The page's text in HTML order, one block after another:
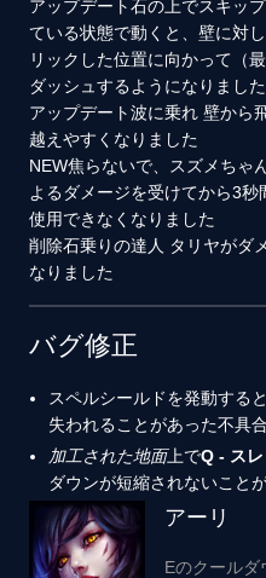
アップデート石の上でスキップ
ている状態で動くと、壁に対
リックした位置に向かって（
ダッシュするようになりました
アップデート波に乗れ 壁から
越えやすくなりました
NEW焦らないで、スズメちゃ
よるダメージを受けてから3秒
使用できなくなりました
削除石乗りの達人 タリヤがダ
なりました
バグ修正
スペルシールドを発動する
失われることがあった不具
加工された地面上でQ - ス
ダウンが短縮されないこと
アーリ
Eのクール